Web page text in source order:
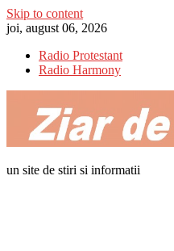
Skip to content
joi, august 06, 2026
Radio Protestant
Radio Harmony
un site de stiri si informatii